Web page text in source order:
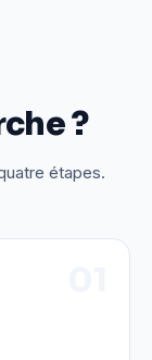
?
étapes.